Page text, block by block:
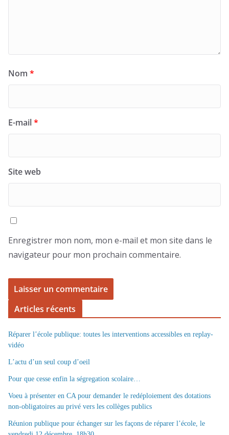
Nom *
E-mail*
Site web
Enregistrer mon nom, mon e-mail et mon site dans le
navigateur pour mon prochain commentaire.
Articles récents
Réparer l’école publique: toutes les interventions accessibles en replay-
vidéo
L’actu d’un seul coup d’oeil
Pour que cesse enfin la ségregation scolaire…
Voeu à présenter en CA pour demander le redéploiement des dotations
non-obligatoires au privé vers les collèges publics
Réunion publique pour échanger sur les façons de réparer l’école, le